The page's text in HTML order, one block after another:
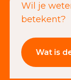
Wil je
betekent?
Wat is